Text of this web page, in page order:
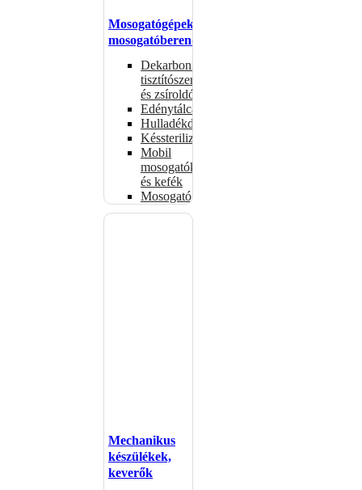
Mosogatógépek,
mosogatóberendezések
Dekarbonizáló
tisztítószerek
és zsíroldók
Edénytálcák
Hulladékdarálók
Késsterilizátorok
Mobil
mosogatók
és kefék
Mosogatógépkosarak
Mechanikus
készülékek,
keverők